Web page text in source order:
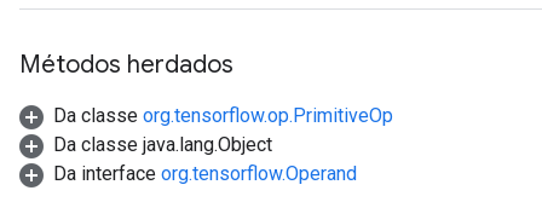
Métodos herdados
Da classe org.tensorflow.op.PrimitiveOp
Da classe java.lang.Object
Da interface org.tensorflow.Operand